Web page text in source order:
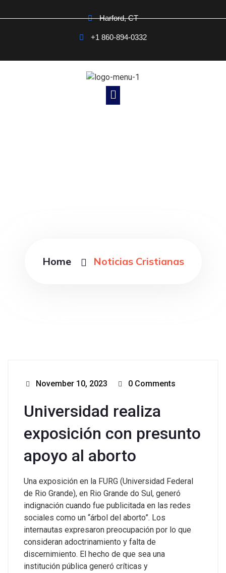
Harford, CT
+1 860-894-0332
Home Noticias Cristianas
November 10, 2023 0 Comments
Universidad realiza
exposición con presunto
apoyo al aborto
Una exposición en la FURG (Universidad Federal
de Rio Grande), en Rio Grande do Sul, generó
indignación cuando fue publicitada en las redes
sociales como un “árbol del aborto”. Los
internautas expresaron preocupación por lo que
consideran adoctrinamiento y falta de
discernimiento. El hecho de que sea una
institución pública generó críticas y